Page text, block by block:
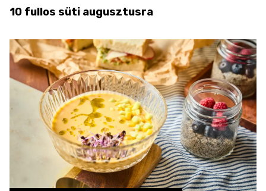
10 fullos süti augusztusra